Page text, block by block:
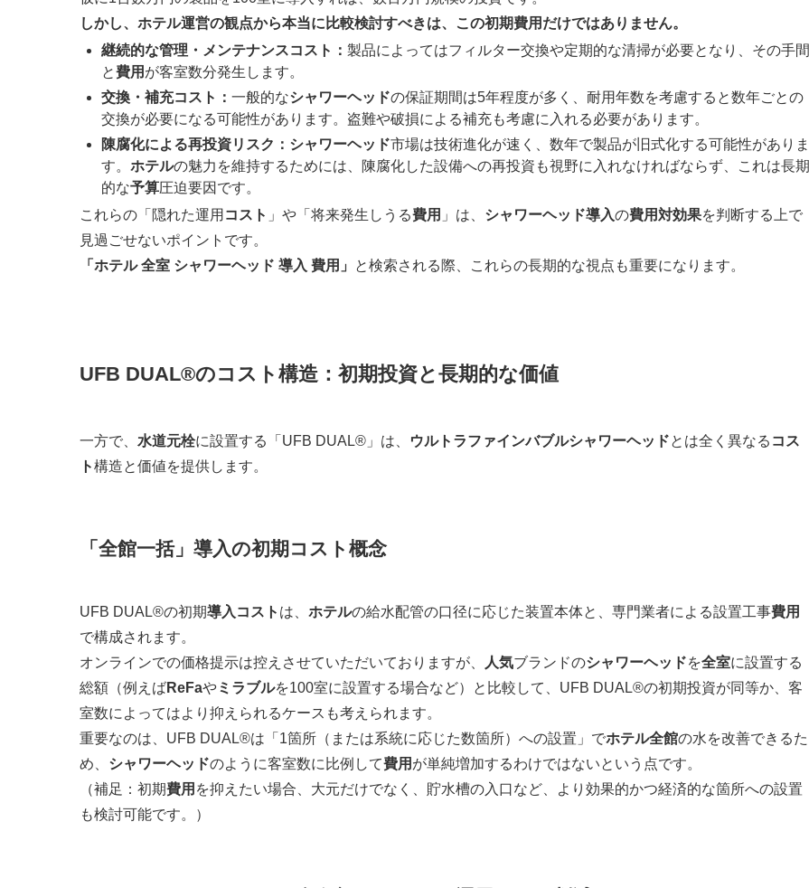
しかし、ホテル運営の観点から本当に比較検討すべきは、この初期費用だけではありません。
継続的な管理・メンテナンスコスト： 製品によってはフィルター交換や定期的な清掃が必要となり、その手間
と費用 が客室数分発生します。
交換・補充コスト： 一般的なシャワーヘッドの保証期間は5年程度が多く、耐用年数を考慮すると数年ごとの
交換が必要になる可能性があります。盗難や破損による補充も考慮に入れる必要があります。
陳腐化による再投資リスク： シャワーヘッド市場は技術進化が速く、数年で製品が旧式化する可能性がありま
す。 ホテルの魅力を維持するためには、陳腐化した設備への再投資も視野に入れなければならず、これは長期
的な予算圧迫要因です。
これらの「隠れた運用 コスト 」や「将来発生しうる費用 」は、 シャワーヘッド導入の費用対効果を判断する上で
見過ごせないポイントです。
「ホテル 全室 シャワーヘッド 導入 費用」
と検索される際、これらの長期的な視点も重要になります。
UFB DUAL®のコスト構造：初期投資と長期的な価値
一方で、 水道元栓に設置する「UFB DUAL®」は、 ウルトラファインバブルシャワーヘッドとは全く異なる コス
ト構造と価値を提供します。
「全館一括」導入の初期コスト概念
UFB DUAL®の初期導入コスト は、 ホテルの給水配管の口径に応じた装置本体と、専門業者による設置工事費用
で構成されます。
オンラインでの価格提示は控えさせていただいておりますが、
人気ブランドのシャワーヘッドを全室に設置する
総額（例えばReFaやミラブルを100室に設置する場合など）と比較して、UFB DUAL®の初期投資が同等か、客
室数によってはより抑えられるケースも考えられます。
重要なのは、UFB DUAL®は「1箇所（または系統に応じた数箇所）への設置」でホテル全館の水を改善できるた
め、 シャワーヘッドのように客室数に比例して費用 が単純増加するわけではないという点です。
（補足：初期費用 を抑えたい場合、大元だけでなく、貯水槽の入口など、より効果的かつ経済的な箇所への設置
も検討可能です。）